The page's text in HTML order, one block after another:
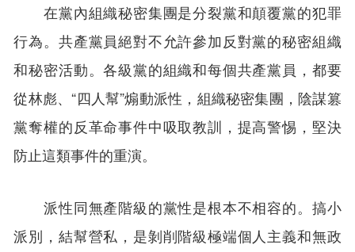
在黨內組織秘密集團是分裂黨和顛覆黨的犯罪
行為。共產黨員絕對不允許參加反對黨的秘密組織
和秘密活動。各級黨的組織和每個共產黨員，都要
從林彪、“四人幫”煽動派性，組織秘密集團，陰謀篡
黨奪權的反革命事件中吸取教訓，提高警惕，堅決
防止這類事件的重演。
派性同無產階級的黨性是根本不相容的。搞小
派別，結幫營私，是剝削階級極端個人主義和無政